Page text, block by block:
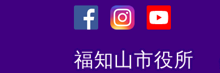
外
部
外
部
外
部
福知山市役所